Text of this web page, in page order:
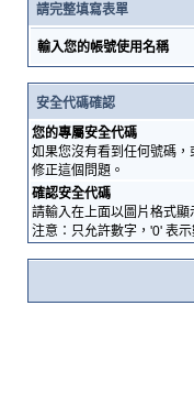
請完整填寫表單
輸入您的帳號使用名稱
安全代碼確認
您的專屬安全代碼
如果您沒有看到任何號碼
修正這個問題。
確認安全代碼
請輸入在上面以圖片格式顯
注意：只允許數字，'0' 表